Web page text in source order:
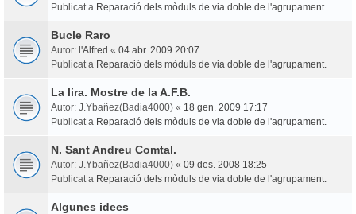
Publicat a Reparació dels mòduls de via doble de l'agrupament.
Bucle Raro
Autor: l'Alfred « 04 abr. 2009 20:07
Publicat a Reparació dels mòduls de via doble de l'agrupament.
La lira. Mostre de la A.F.B.
Autor: J.Ybañez(Badia4000) « 18 gen. 2009 17:17
Publicat a Reparació dels mòduls de via doble de l'agrupament.
N. Sant Andreu Comtal.
Autor: J.Ybañez(Badia4000) « 09 des. 2008 18:25
Publicat a Reparació dels mòduls de via doble de l'agrupament.
Algunes idees